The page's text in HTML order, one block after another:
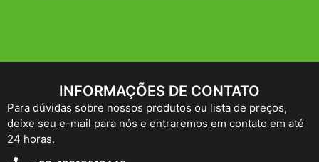
INFORMAÇÕES DE CONTATO
Para dúvidas sobre nossos produtos ou lista de preços,
deixe seu e-mail para nós e entraremos em contato em até
24 horas.